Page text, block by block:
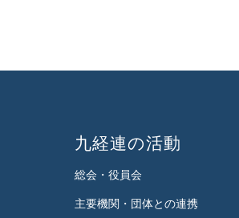
九経連の活動
総会・役員会
主要機関・団体との連携